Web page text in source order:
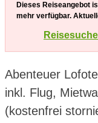
Dieses Reiseangebot
mehr verfügbar.
Abenteuer
inkl. Flug,
(kostenfrei